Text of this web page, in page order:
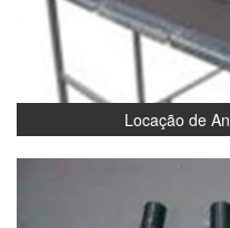
Locação de